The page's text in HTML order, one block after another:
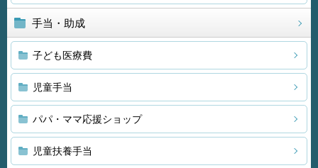
手当・助成
子ども医療費
児童手当
パパ・ママ応援ショップ
児童扶養手当